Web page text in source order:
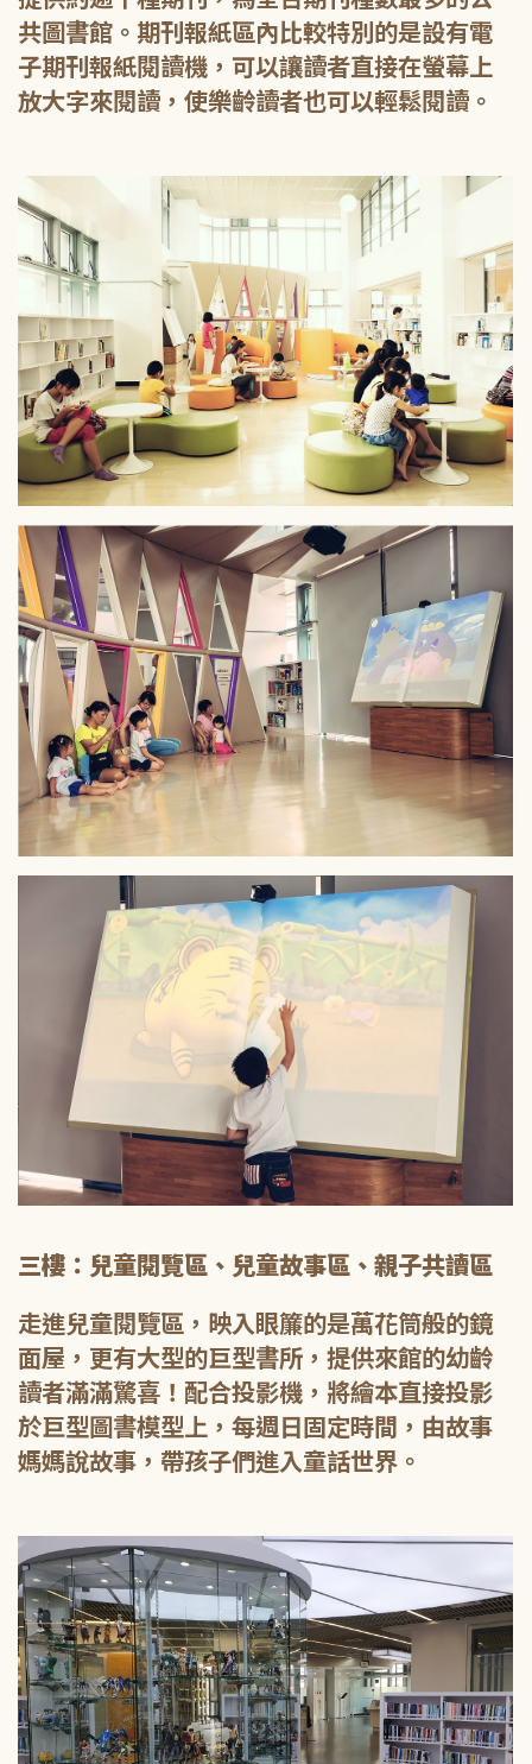
共圖書館。期刊報紙區內比較特別的是設有電
子期刊報紙閱讀機，可以讓讀者直接在螢幕上
放大字來閱讀，使樂齡讀者也可以輕鬆閱讀。
三樓：兒童閱覽區、兒童故事區、親子共讀區
走進兒童閱覽區，映入眼簾的是萬花筒般的鏡
面屋，更有大型的巨型書所，提供來館的幼齡
讀者滿滿驚喜！配合投影機，將繪本直接投影
於巨型圖書模型上，每週日固定時間，由故事
媽媽說故事，帶孩子們進入童話世界。